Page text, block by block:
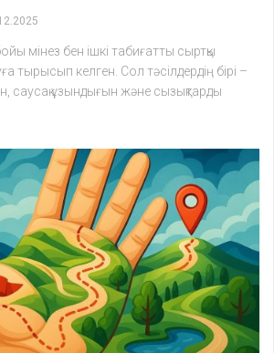
мінез бен ішкі табиғатты сыртқы
тырысып келген. Сол тәсілдердің бірі –
саусақ ұзындығын және сызықтарды